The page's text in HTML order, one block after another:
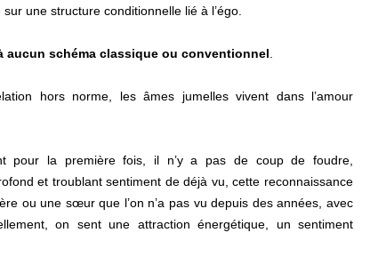
une structure conditionnelle lié à l’égo.
aucun schéma classique ou conventionnel
hors norme, les âmes jumelles vivent dans l’amour
pour la première fois, il n’y a pas de coup de foudre,
et troublant sentiment de déjà vu, cette reconnaissance
ou une sœur que l’on n’a pas vu depuis des années, avec
on sent une attraction énergétique, un sentiment